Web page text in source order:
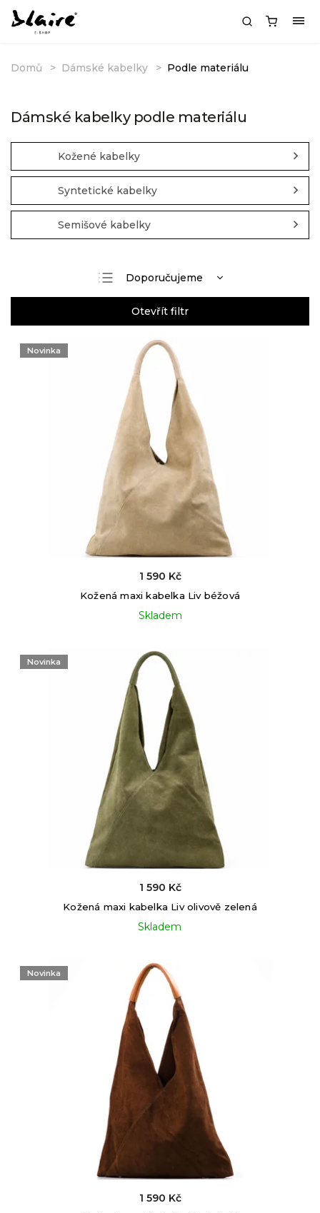
Domů Dámské kabelky Podle materiálu
Dámské kabelky podle materiálu
Kožené kabelky
Syntetické kabelky
Semišové kabelky
Doporučujeme
Nejlevnější
Nejdražší
Nejprodávanější
Abecedně
Otevřít filtr
Novinka
Kožená maxi kabelka Liv béžová
Skladem
1 590 Kč
Novinka
Kožená maxi kabelka Liv olivově zelená
Skladem
1 590 Kč
Novinka
1 590 Kč